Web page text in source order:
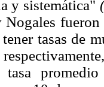
y sistemática"
Nogales
tasas de
tasa